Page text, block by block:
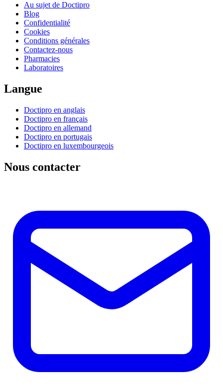
Au sujet de Doctipro
Blog
Confidentialité
Cookies
Conditions générales
Contactez-nous
Pharmacies
Laboratoires
Langue
Doctipro en anglais
Doctipro en français
Doctipro en allemand
Doctipro en portugais
Doctipro en luxembourgeois
Nous contacter